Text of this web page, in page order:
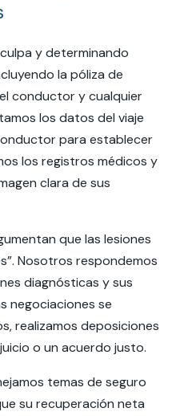
y determinando
la póliza de
conductor y cualquier
los datos del viaje
para establecer
los registros médicos y
clara de sus
que las lesiones
Nosotros respondemos
diagnósticas y sus
negociaciones se
realizamos deposiciones
o un acuerdo justo.
temas de seguro
su recuperación neta